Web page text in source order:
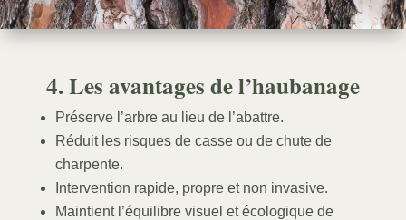
4. Les avantages de l’haubanage
Préserve l’arbre au lieu de l’abattre.
Réduit les risques de casse ou de chute de
charpente.
Intervention rapide, propre et non invasive.
Maintient l’équilibre visuel et écologique de